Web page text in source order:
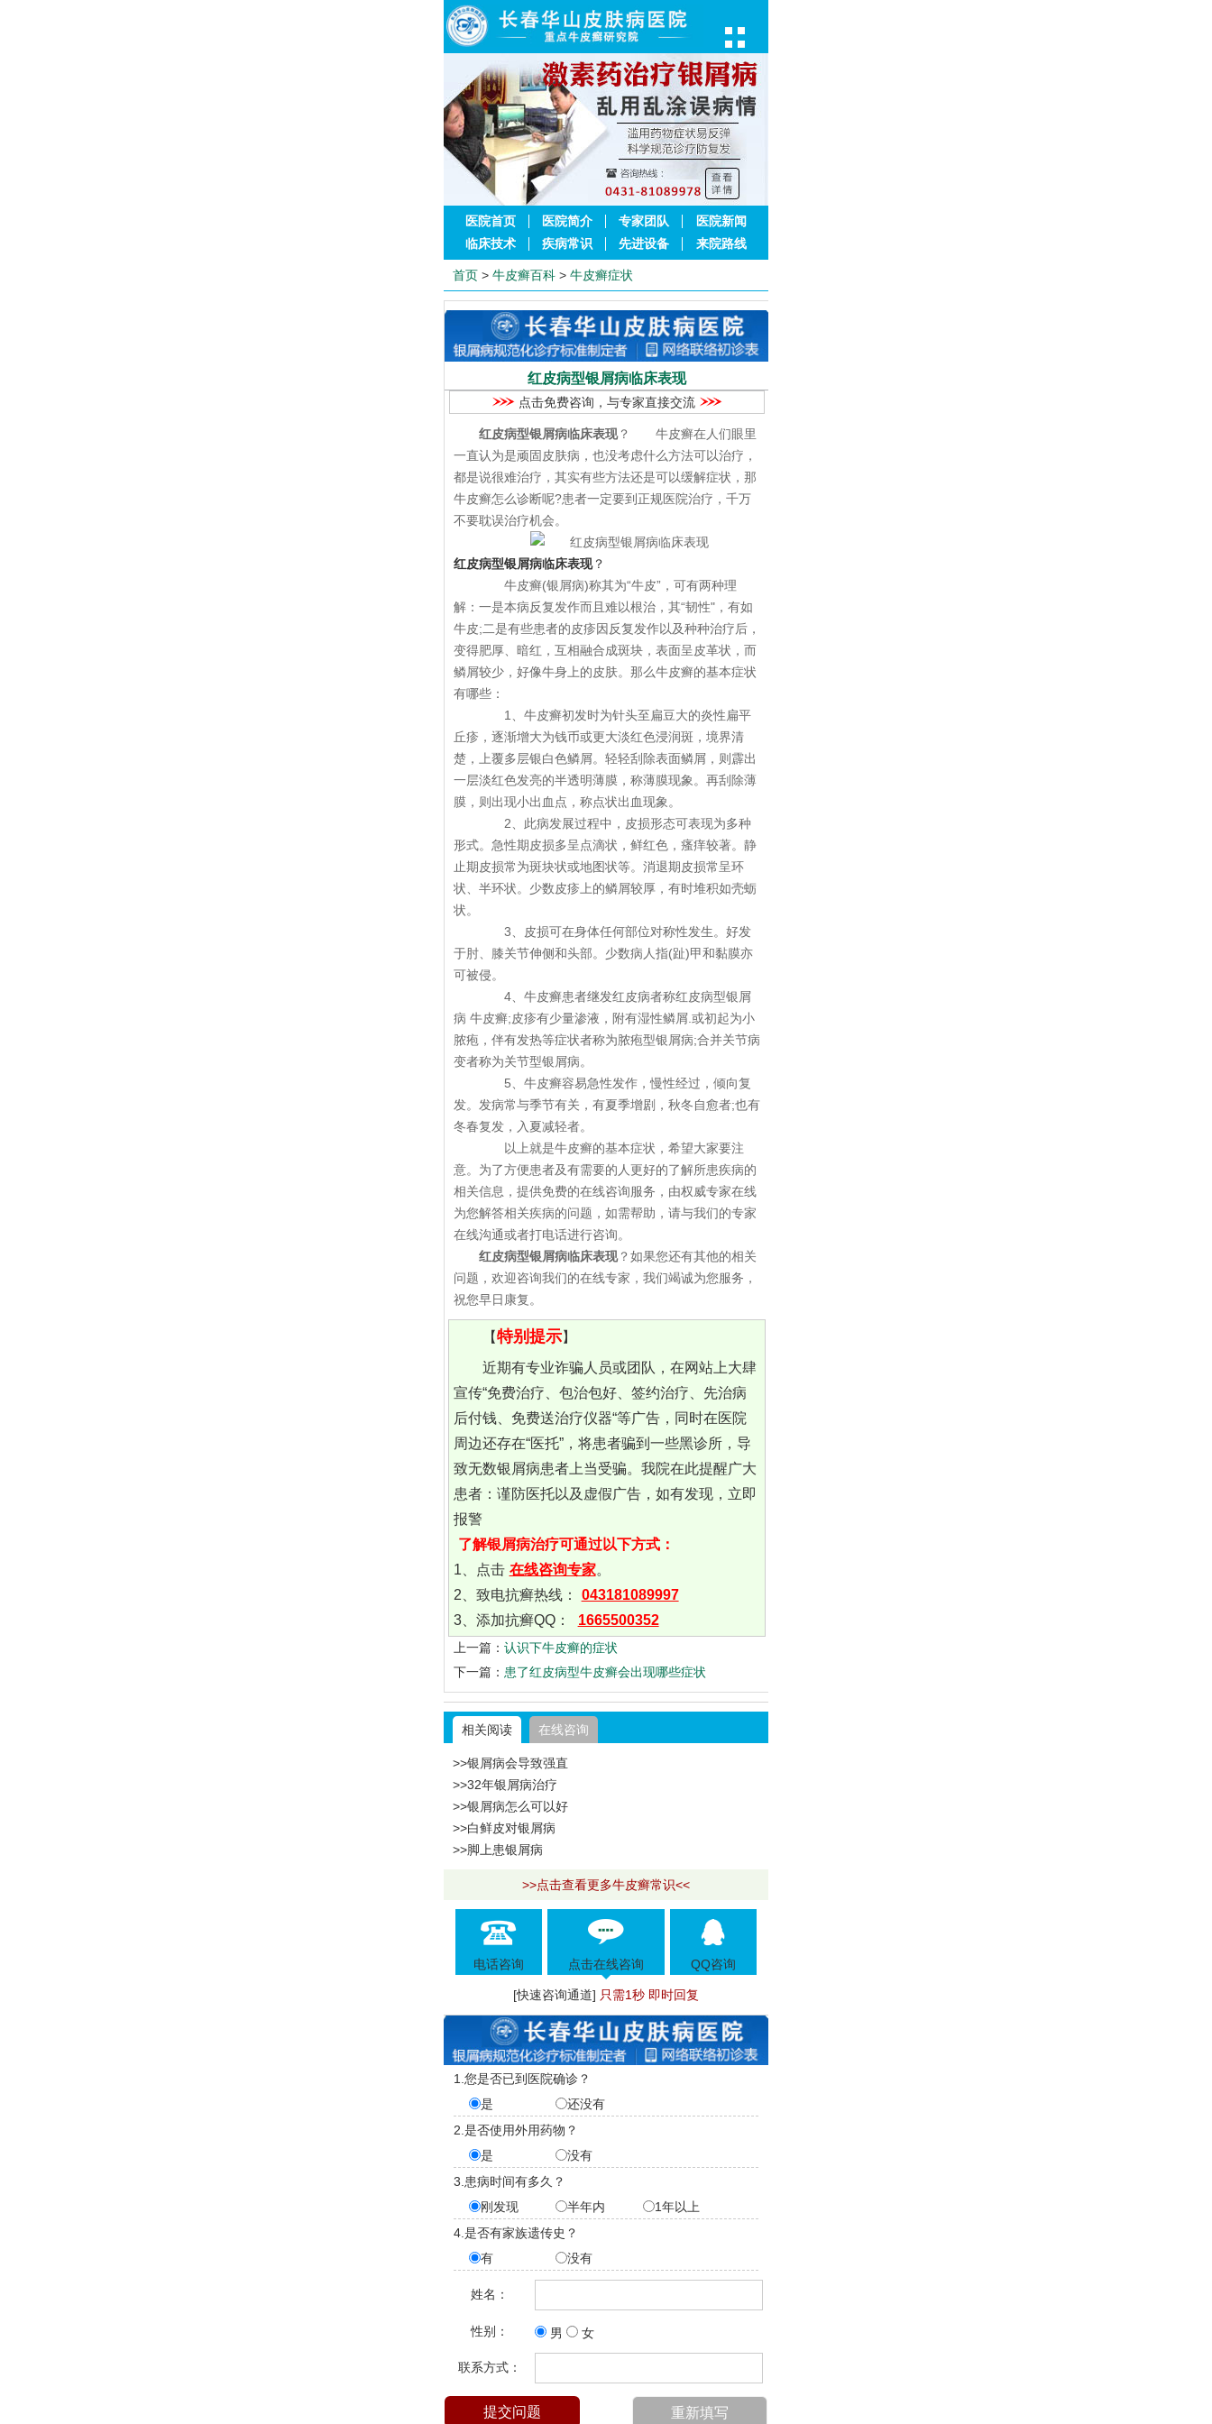
医院首页 医院简介 专家团队
医院新闻
临床技术
疾病常识 先进设备 来院路线
首页 > 牛皮癣百科 > 牛皮癣症状
红皮病型银屑病临床表现
点击免费咨询，与专家直接交流
红皮病型银屑病临床表现？ 牛皮癣在人们眼里
一直认为是顽固皮肤病，也没考虑什么方法可以治疗，
都是说很难治疗，其实有些方法还是可以缓解症状，那
牛皮癣怎么诊断呢?患者一定要到正规医院治疗，千万
不要耽误治疗机会。
红皮病型银屑病临床表现？
牛皮癣(银屑病)称其为“牛皮”，可有两种理
解：一是本病反复发作而且难以根治，其“韧性"，有如
牛皮;二是有些患者的皮疹因反复发作以及种种治疗后，
变得肥厚、暗红，互相融合成斑块，表面呈皮革状，而
鳞屑较少，好像牛身上的皮肤。那么牛皮癣的基本症状
有哪些：
1、牛皮癣初发时为针头至扁豆大的炎性扁平
丘疹，逐渐增大为钱币或更大淡红色浸润斑，境界清
楚，上覆多层银白色鳞屑。轻轻刮除表面鳞屑，则霹出
一层淡红色发亮的半透明薄膜，称薄膜现象。再刮除薄
膜，则出现小出血点，称点状出血现象。
2、此病发展过程中，皮损形态可表现为多种
形式。急性期皮损多呈点滴状，鲜红色，瘙痒较著。静
止期皮损常为斑块状或地图状等。消退期皮损常呈环
状、半环状。少数皮疹上的鳞屑较厚，有时堆积如壳蛎
状。
3、皮损可在身体任何部位对称性发生。好发
于肘、膝关节伸侧和头部。少数病人指(趾)甲和黏膜亦
可被侵。
4、牛皮癣患者继发红皮病者称红皮病型银屑
病 牛皮癣;皮疹有少量渗液，附有湿性鳞屑.或初起为小
脓疱，伴有发热等症状者称为脓疱型银屑病;合并关节病
变者称为关节型银屑病。
5、牛皮癣容易急性发作，慢性经过，倾向复
发。发病常与季节有关，有夏季增剧，秋冬自愈者;也有
冬春复发，入夏减轻者。
以上就是牛皮癣的基本症状，希望大家要注
意。为了方便患者及有需要的人更好的了解所患疾病的
相关信息，提供免费的在线咨询服务，由权威专家在线
为您解答相关疾病的问题，如需帮助，请与我们的专家
在线沟通或者打电话进行咨询。
红皮病型银屑病临床表现？如果您还有其他的相关
问题，欢迎咨询我们的在线专家，我们竭诚为您服务，
祝您早日康复。
【特别提示】
近期有专业诈骗人员或团队，在网站上大肆
宣传“免费治疗、包治包好、签约治疗、先治病
后付钱、免费送治疗仪器“等广告，同时在医院
周边还存在“医托”，将患者骗到一些黑诊所，导
致无数银屑病患者上当受骗。我院在此提醒广大
患者：谨防医托以及虚假广告，如有发现，立即
报警
了解银屑病治疗可通过以下方式：
1、点击 在线咨询专家。
2、致电抗癣热线：
043181089997
3、添加抗癣QQ：
1665500352
上一篇： 认识下牛皮癣的症状
下一篇： 患了红皮病型牛皮癣会出现哪些症状
相关阅读 在线咨询
>>银屑病会导致强直
>>32年银屑病治疗
>>银屑病怎么可以好
>>白鲜皮对银屑病
>>脚上患银屑病
>>点击查看更多牛皮癣常识<<
电话咨询 点击在线咨询 QQ咨询
[快速咨询通道] 只需1秒 即时回复
1.您是否已到医院确诊？
是
还没有
2.是否使用外用药物？
是
没有
3.患病时间有多久？
刚发现
半年内
1年以上
4.是否有家族遗传史？
有
没有
姓名：
性别： 男 女
联系方式：